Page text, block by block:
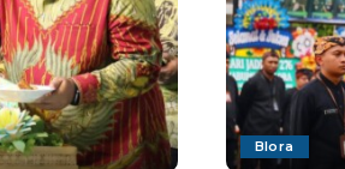
Blora